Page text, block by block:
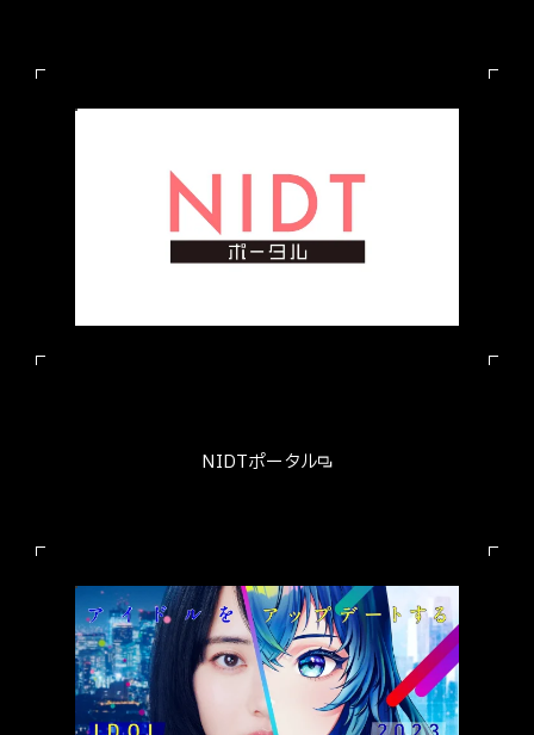
NIDTポータル